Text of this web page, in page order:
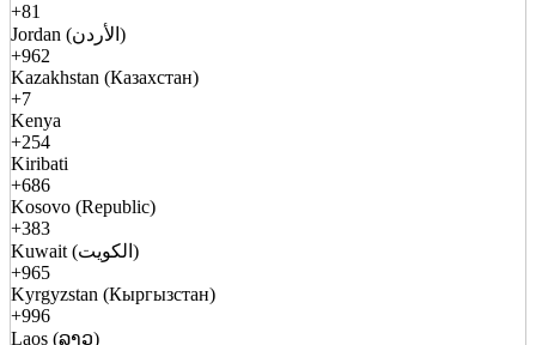
+81
Jordan (الأردن)
+962
Kazakhstan (Казахстан)
+7
Kenya
+254
Kiribati
+686
Kosovo (Republic)
+383
Kuwait (الكويت)
+965
Kyrgyzstan (Кыргызстан)
+996
Laos (ລາວ)